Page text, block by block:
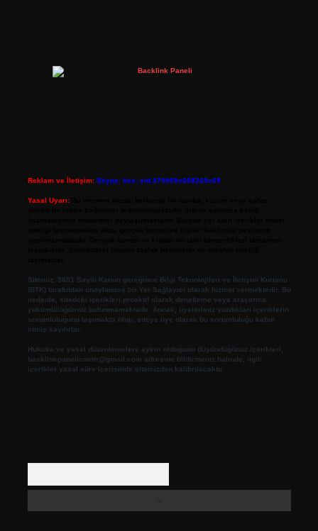
Reklam ve İletişim: Skype: live:.cid.575569c608265c69
Yasal Uyarı:
Sitemiz, 5651 Sayılı Kanun gereğince Bilgi Teknolojileri ve İletişim Kurumu
(BTK) tarafından onaylanmış bir Yer Sağlayıcı olarak hizmet vermektedir. Bu
nedenle, sitedeki içerikleri proaktif olarak denetleme veya araştırma
yükümlülüğümüz bulunmamaktadır. Ancak, üyelerimiz yazdıkları içeriklerin
sorumluluğunu taşımakta olup, siteye üye olarak bu sorumluluğu kabul
etmiş sayılırlar.
Hukuka ve yasal düzenlemelere aykırı olduğunu düşündüğünüz içerikleri,
backlinkpanelicomtr@gmail.com adresine bildirmeniz halinde, ilgili
içerikler yasal süre içerisinde sitemizden kaldırılacaktır.